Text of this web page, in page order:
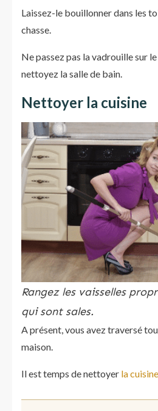
Laissez-le bouillonner dans les
chasse.
Ne passez pas la vadrouille sur
nettoyez la salle de bain.
Nettoyer la cuisine
Rangez les vaisselles
qui sont sales.
A présent, vous avez traversé
maison.
Il est temps de nettoyer la cuisine